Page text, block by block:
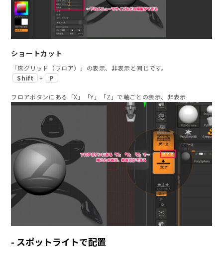
ショートカット
「床グリッド（フロア）」の表示、非表示と同じです。
Shift
+ P
フロアボタンにある「X」「Y」「Z」で軸ごとの表示、非表示
スポットライトで配置